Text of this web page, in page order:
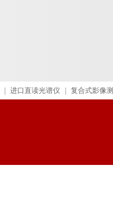
进口直读光谱仪 复合式影像测